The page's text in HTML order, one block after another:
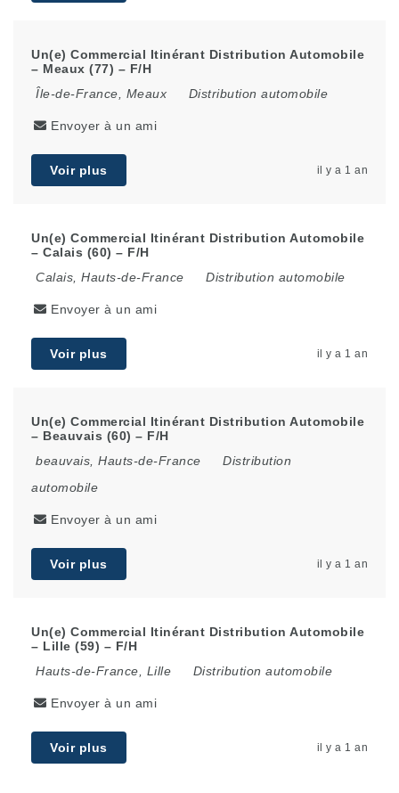
Un(e) Commercial Itinérant Distribution Automobile
– Meaux (77) – F/H
Île-de-France
Meaux Distribution automobile
Envoyer à un ami
Voir plus il y a 1 an
Un(e) Commercial Itinérant Distribution Automobile
– Calais (60) – F/H
Calais Hauts-de-France Distribution automobile
Envoyer à un ami
Voir plus il y a 1 an
Un(e) Commercial Itinérant Distribution Automobile
– Beauvais (60) – F/H
beauvais Hauts-de-France
Distribution
automobile
Envoyer à un ami
Voir plus il y a 1 an
Un(e) Commercial Itinérant Distribution Automobile
– Lille (59) – F/H
Hauts-de-France
Lille Distribution automobile
Envoyer à un ami
Voir plus il y a 1 an